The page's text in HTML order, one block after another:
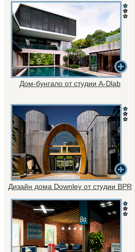
Дом-бунгало от студии A-Dlab
Дизайн дома Downley от студии BPR